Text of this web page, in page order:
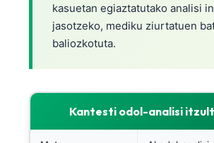
kasuetan egiaztatutako analisi
jasotzeko, mediku ziurtatuen
baliozkotuta.
Kantesti odol-analisi